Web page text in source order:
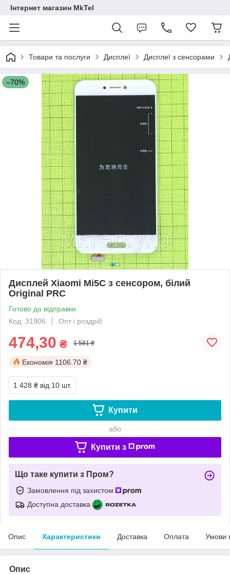
Інтернет магазин MkTel
Товари та послуги Дисплеї Дисплеї з сенсорами
–70%
Дисплей Xiaomi Mi5C з сенсором, білий
Original PRC
Готово до відправки
Код: 31906
Опт і роздріб
474,30 ₴ 1 581 ₴
Економія 1106.70 ₴
1 428 ₴ від 10 шт.
Купити
або
Купити з
Що таке купити з Пром?
Замовлення під захистом
Доступна доставка
Опис Характеристики Доставка Оплата Умови
Опис